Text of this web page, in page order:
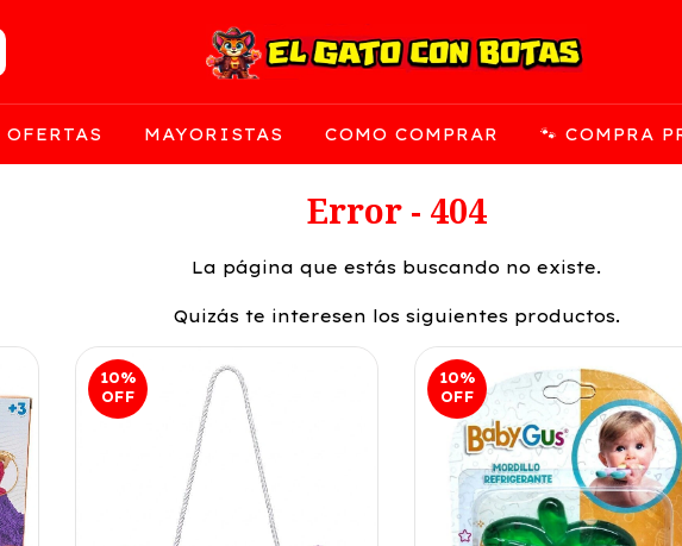
OFERTAS MAYORISTAS COMO COMPRAR 🐾 COMPRA
Error - 404
La página que estás buscando no existe.
Quizás te interesen los siguientes productos.
10%
OFF
10%
OFF